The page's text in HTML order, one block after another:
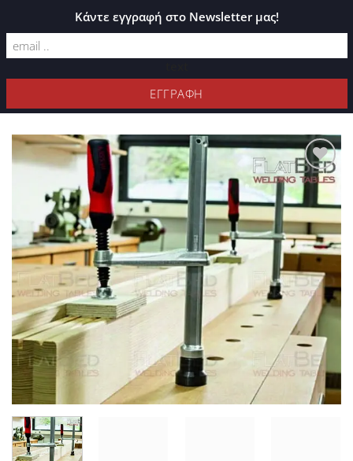
ΚΑΤΆΛΟΓΟΣ PLEXIGLASS
ΦΊΛΤΡΑ
Προσθήκη
στη Λίστα
Επιθυμιών
Κάντε εγγραφή στο Newsletter μας!